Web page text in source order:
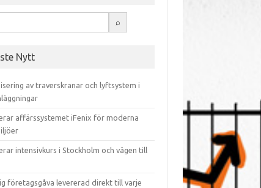
Nytt
av traverskranar och lyftsystem i
affärssystemet iFenix för moderna
intensivkurs i Stockholm och vägen till
företagsgåva levererad direkt till varje